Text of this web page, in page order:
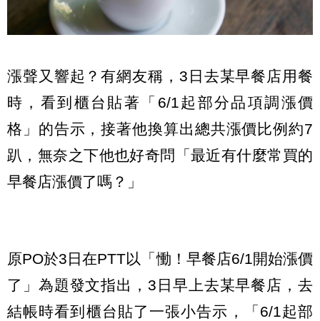
漲聲又響起？有網友稱，3日去某早餐店用餐
時，看到櫃台貼著「6/1起部分品項調漲價
格」的告示，接著他換算出總共漲價比例約7
趴，無奈之下他也好奇問「最近有什麼常買的
早餐店漲價了嗎？」
原PO於3日在PTT以「慟！早餐店6/1開始漲價
了」為題發文指出，3日早上去某早餐店，去
結帳時看到櫃台貼了一張小告示，「6/1起部